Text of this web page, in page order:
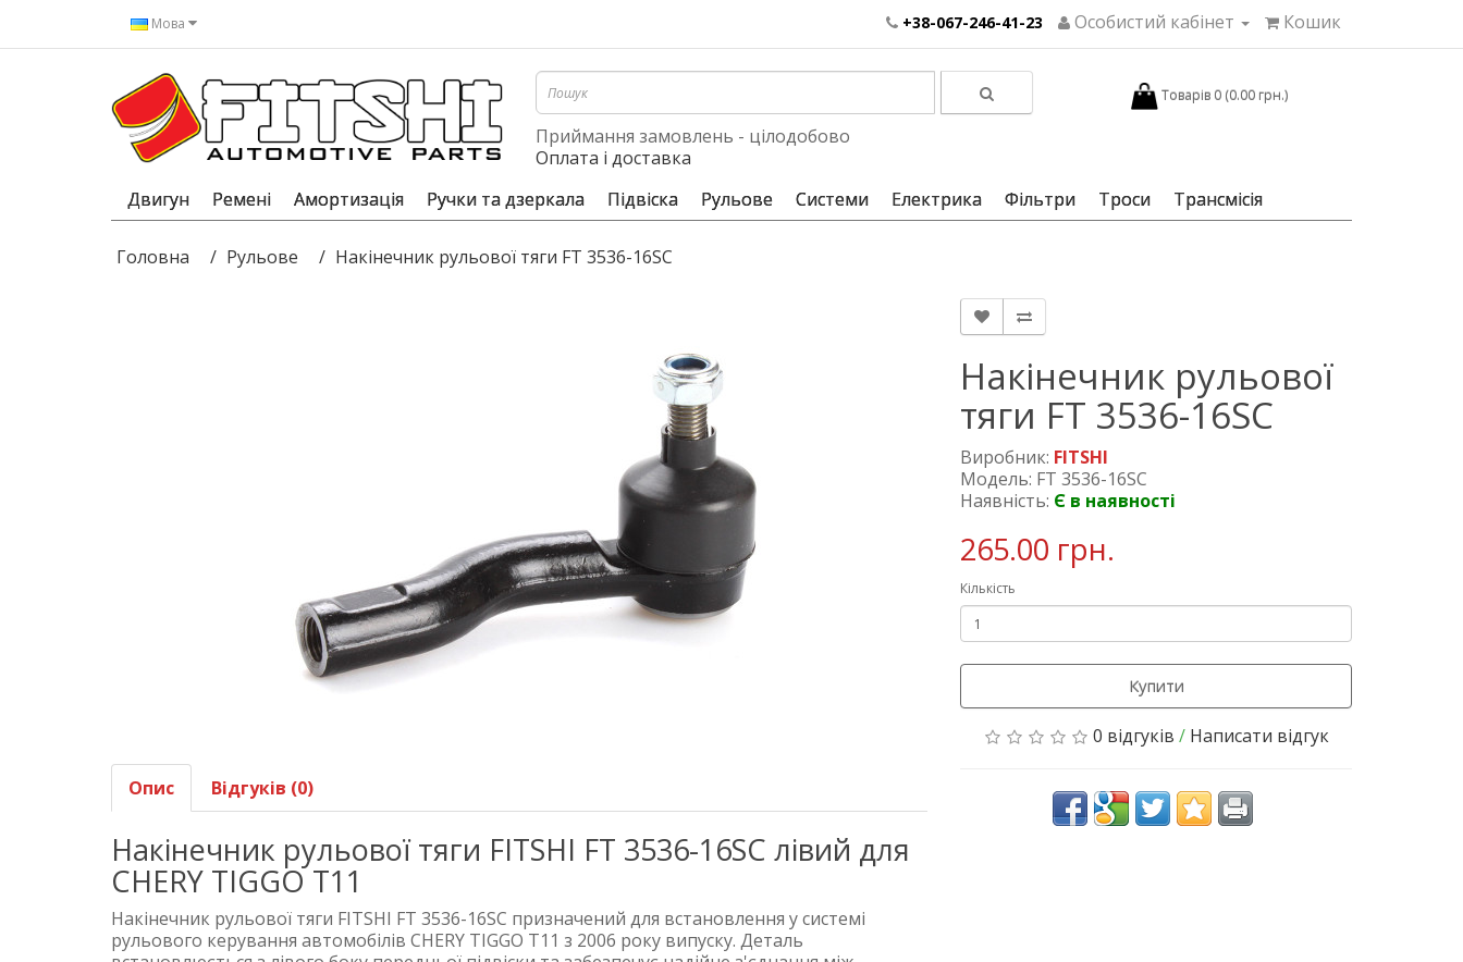
Мова +38-067-246-41-23 Особистий кабінет Кошик
Приймання замовлень - цілодобово
Оплата і доставка
Товарів 0 (0.00 грн.)
Двигун Ремені Амортизація Ручки та дзеркала Підвіска Рульове Системи Електрика Фільтри Троси Трансмісія
Головна Рульове Накінечник рульової тяги FT 3536-16SC
Опис Відгуків (0)
Накінечник рульової тяги FITSHI FT 3536-16SC лівий для
CHERY TIGGO T11
Накінечник рульової тяги FITSHI FT 3536-16SC призначений для встановлення у системі
рульового керування автомобілів CHERY TIGGO T11 з 2006 року випуску. Деталь
Накінечник рульової
тяги FT 3536-16SC
Виробник: FITSHI
Модель: FT 3536-16SC
Наявність: Є в наявності
265.00 грн.
Кількість
Купити
0 відгуків / Написати відгук